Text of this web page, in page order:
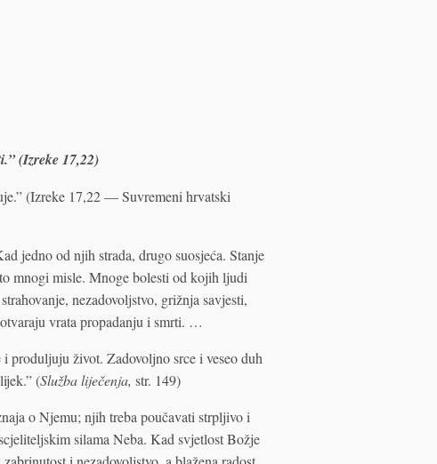
(Izreke 17,22)
(Izreke 17,22 — Suvremeni hrvatski
jedno od njih strada, drugo suosjeća. Stanje
mnogi misle. Mnoge bolesti od kojih ljudi
nezadovoljstvo, grižnja savjesti,
vrata propadanju i smrti. …
produljuju život. Zadovoljno srce i veseo duh
(Služba liječenja, str. 149)
o Njemu; njih treba poučavati strpljivo i
silama Neba. Kad svjetlost Božje